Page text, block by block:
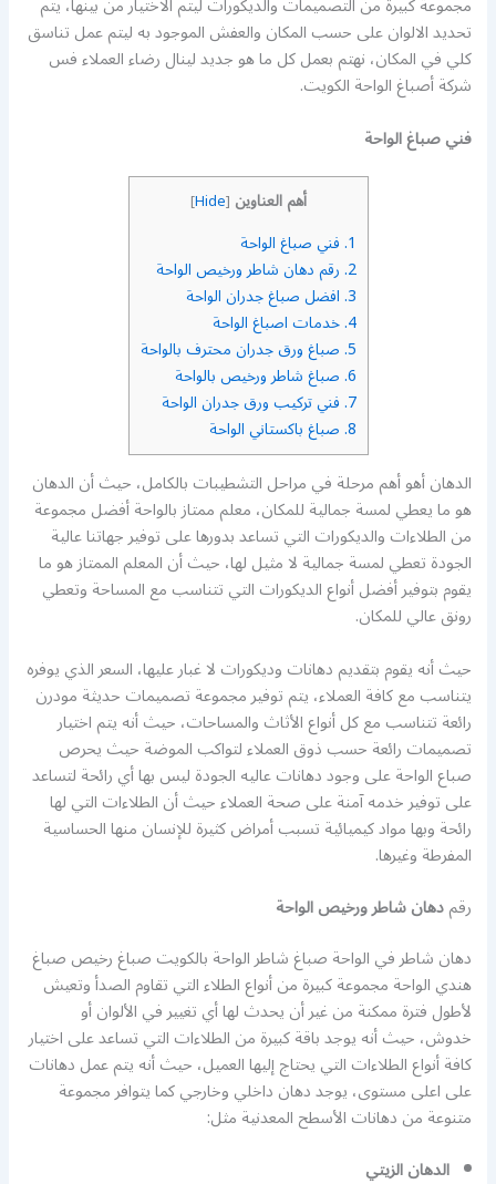
تحديد الالوان على حسب المكان والعفش الموجود به ليتم عمل تناسق
كلي في المكان، نهتم بعمل كل ما هو جديد لينال رضاء العملاء فس
شركة أصباغ الواحة الكويت.
فني صباغ الواحة
أهم العناوين [
Hide
]
1. فني صباغ الواحة
2. رقم دهان شاطر ورخيص الواحة
3. افضل صباغ جدران الواحة
4. خدمات اصباغ الواحة
5. صباغ ورق جدران محترف بالواحة
6. صباغ شاطر ورخيص بالواحة
7. فني تركيب ورق جدران الواحة
8. صباغ باكستاني الواحة
الدهان أهو أهم مرحلة في مراحل التشطيبات بالكامل، حيث أن الدهان
هو ما يعطي لمسة جمالية للمكان، معلم ممتاز بالواحة أفضل مجموعة
من الطلاءات والديكورات التي تساعد بدورها على توفير جهاتنا عالية
الجودة تعطي لمسة جمالية لا مثيل لها، حيث أن المعلم الممتاز هو ما
يقوم بتوفير أفضل أنواع الديكورات التي تتناسب مع المساحة وتعطي
رونق عالي للمكان.
حيث أنه يقوم بتقديم دهانات وديكورات لا غبار عليها، السعر الذي يوفره
يتناسب مع كافة العملاء، يتم توفير مجموعة تصميمات حديثة مودرن
رائعة تتناسب مع كل أنواع الأثاث والمساحات، حيث أنه يتم اختيار
تصميمات رائعة حسب ذوق العملاء لتواكب الموضة حيث يحرص
صباع الواحة على وجود دهانات عاليه الجودة ليس بها أي رائحة لتساعد
على توفير خدمه آمنة على صحة العملاء حيث أن الطلاءات التي لها
رائحة وبها مواد كيميائية تسبب أمراض كثيرة للإنسان منها الحساسية
المفرطة وغيرها.
رقمدهان شاطر ورخيص الواحة
دهان شاطر في الواحة صباغ شاطر الواحة بالكويت صباغ رخيص صباغ
هندي الواحة مجموعة كبيرة من أنواع الطلاء التي تقاوم الصدأ وتعيش
لأطول فترة ممكنة من غير أن يحدث لها أي تغيير في الألوان أو
خدوش، حيث أنه يوجد باقة كبيرة من الطلاءات التي تساعد على اختيار
كافة أنواع الطلاءات التي يحتاج إليها العميل، حيث أنه يتم عمل دهانات
على اعلى مستوى، يوجد دهان داخلي وخارجي كما يتوافر مجموعة
متنوعة من دهانات الأسطح المعدنية مثل:
الدهان الزيتي